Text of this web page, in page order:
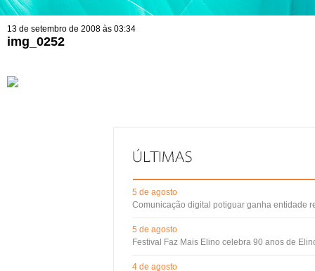
13 de setembro de 2008 às 03:34
img_0252
5 de agosto
Comunicação digital potiguar ganha entidade
5 de agosto
Festival Faz Mais Elino celebra 90 anos de
4 de agosto